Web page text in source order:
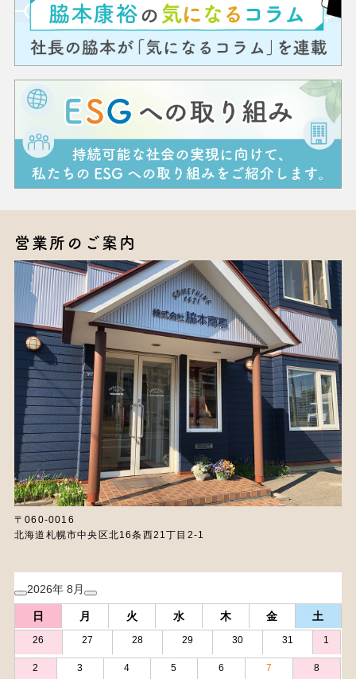
営業所のご案内
〒060-0016
北海道札幌市中央区北16条西21丁目2-1
2026年 8月
日 月 火 水 木 金 土
26 27 28 29 30 31 1
2 3 4 5 6 7 8